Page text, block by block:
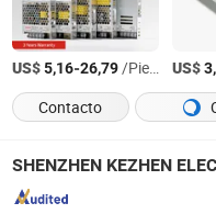
US$5,16-26,79/Pieza US$
Contacto
SHENZHEN KEZHEN